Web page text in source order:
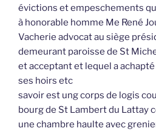
évictions et empeschements
à honorable homme Me René
Vacherie advocat au siège
demeurant paroisse de St
et acceptant et lequel a
ses hoirs etc
savoir est ung corps de logis
bourg de St Lambert du Lattay
une chambre haulte avec